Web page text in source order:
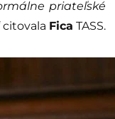
priateľské
citovala Fica TASS.